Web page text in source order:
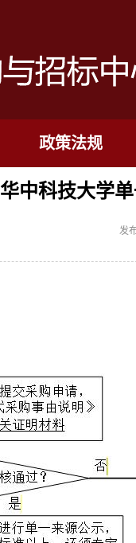
政策法规
华中科技大学
发